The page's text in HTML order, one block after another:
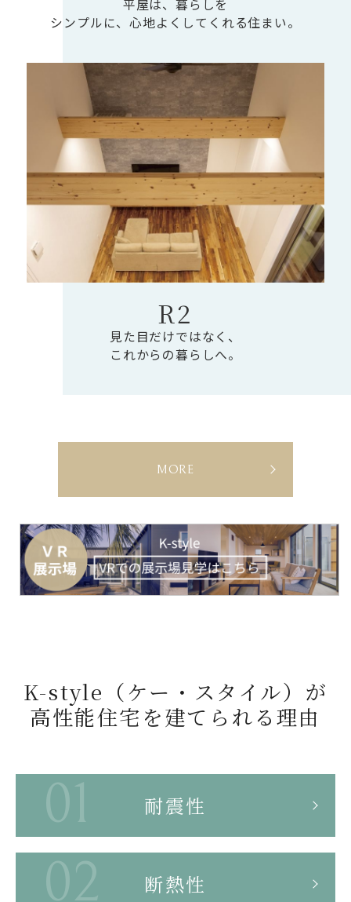
平屋は、暮らしを
シンプルに、心地よくしてくれる住まい。
R2
見た目だけではなく、
これからの暮らしへ。
I
U
P
MORE
K-style（ケー・スタイル）が
高性能住宅を建てられる理由
耐震性
断熱性